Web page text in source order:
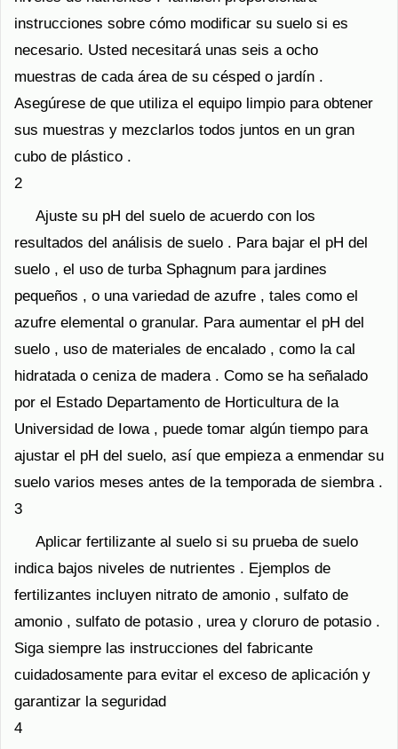
instrucciones sobre cómo modificar su suelo si es
necesario. Usted necesitará unas seis a ocho
muestras de cada área de su césped o jardín .
Asegúrese de que utiliza el equipo limpio para obtener
sus muestras y mezclarlos todos juntos en un gran
cubo de plástico .
2
Ajuste su pH del suelo de acuerdo con los
resultados del análisis de suelo . Para bajar el pH del
suelo , el uso de turba Sphagnum para jardines
pequeños , o una variedad de azufre , tales como el
azufre elemental o granular. Para aumentar el pH del
suelo , uso de materiales de encalado , como la cal
hidratada o ceniza de madera . Como se ha señalado
por el Estado Departamento de Horticultura de la
Universidad de Iowa , puede tomar algún tiempo para
ajustar el pH del suelo, así que empieza a enmendar su
suelo varios meses antes de la temporada de siembra .
3
Aplicar fertilizante al suelo si su prueba de suelo
indica bajos niveles de nutrientes . Ejemplos de
fertilizantes incluyen nitrato de amonio , sulfato de
amonio , sulfato de potasio , urea y cloruro de potasio .
Siga siempre las instrucciones del fabricante
cuidadosamente para evitar el exceso de aplicación y
garantizar la seguridad
4